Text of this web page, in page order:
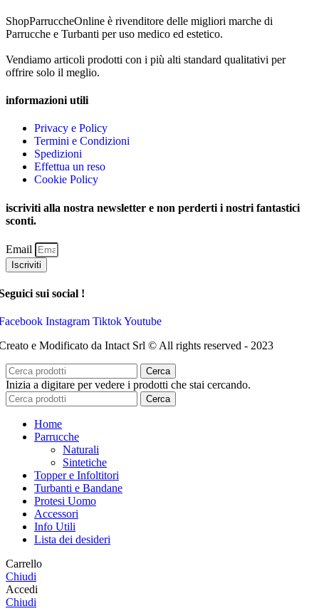
ShopParruccheOnline è rivenditore delle migliori marche di
Parrucche e Turbanti per uso medico ed estetico.
Vendiamo articoli prodotti con i più alti standard qualitativi per
offrire solo il meglio.
informazioni utili
Privacy e Policy
Termini e Condizioni
Spedizioni
Effettua un reso
Cookie Policy
iscriviti alla nostra newsletter e non perderti i nostri fantastici
sconti.
Email
Iscriviti
sui social !
Instagram TiktokYoutube
e Modificato da Intact Srl © All rights reserved - 2023
Cerca
Inizia a digitare per vedere i prodotti che stai cercando.
Cerca
Home
Parrucche
Naturali
Sintetiche
Topper e Infoltitori
Turbanti e Bandane
Protesi Uomo
Accessori
Info Utili
Lista dei desideri
Carrello
Chiudi
Accedi
Chiudi